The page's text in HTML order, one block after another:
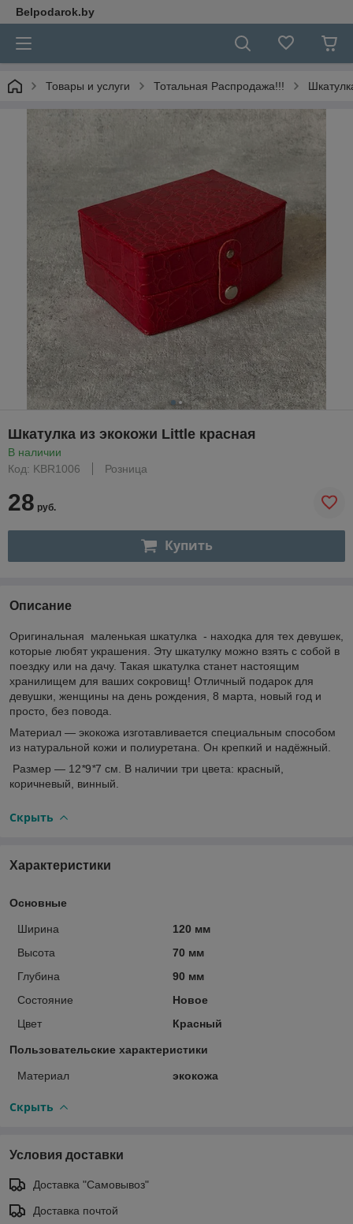
Belpodarok.by
Товары и услуги Тотальная Распродажа!!!
Шкатулка из экокожи Little красная
В наличии
Код: KBR1006
Розница
28 руб.
Купить
Описание
Оригинальная маленькая шкатулка - находка для тех девушек,
которые любят украшения. Эту шкатулку можно взять с собой в
поездку или на дачу. Такая шкатулка станет настоящим
хранилищем для ваших сокровищ! Отличный подарок для
девушки, женщины на день рождения, 8 марта, новый год и
просто, без повода.
Материал ― экокожа изготавливается специальным способом
из натуральной кожи и полиуретана. Он крепкий и надёжный.
Размер ― 12*9*7 см. В наличии три цвета: красный,
коричневый, винный.
Скрыть
Характеристики
Основные
Ширина
120 мм
Высота
70 мм
Глубина
90 мм
Состояние
Новое
Цвет
Красный
Пользовательские характеристики
Материал экокожа
Скрыть
Условия доставки
Доставка "Самовывоз"
Доставка почтой